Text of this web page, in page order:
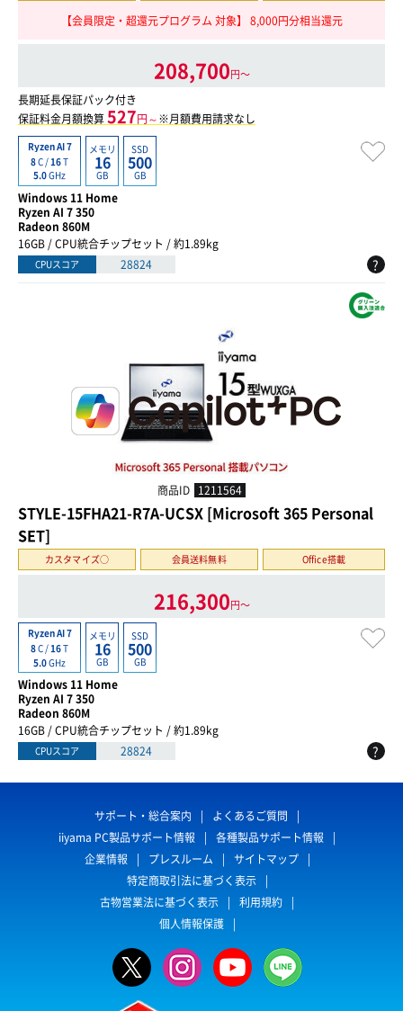
【会員限定・超還元プログラム 対象】 8,000円分相当還元
208,700円〜
長期延長保証パック付き
保証料金月額換算527円～※月額費用請求なし
Ryzen AI 7
8C / 16T
5.0GHz
メモリ
16
GB
SSD
500
GB
Windows 11 Home
Ryzen AI 7 350
Radeon 860M
16GB / CPU統合チップセット / 約1.89kg
CPUスコア 28824 ?
商品ID 1211564
STYLE-15FHA21-R7A-UCSX [Microsoft 365 Personal
SET]
カスタマイズ○ 会員送料無料 Office搭載
216,300円〜
Ryzen AI 7
8C / 16T
5.0GHz
メモリ
16
GB
SSD
500
GB
Windows 11 Home
Ryzen AI 7 350
Radeon 860M
16GB / CPU統合チップセット / 約1.89kg
CPUスコア 28824 ?
サポート・総合案内
よくあるご質問
iiyama PC製品サポート情報
各種製品サポート情報
企業情報
プレスルーム
サイトマップ
特定商取引法に基づく表示
古物営業法に基づく表示
利用規約
個人情報保護